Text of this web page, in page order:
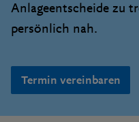
Anlageentscheide zu
persönlich nah.
Termin vereinbaren